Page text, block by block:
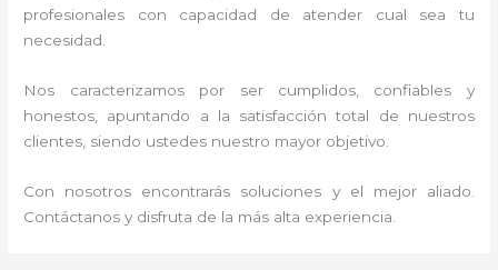
profesionales con capacidad de atender cual sea tu
necesidad.
Nos caracterizamos por ser cumplidos, confiables y
honestos, apuntando a la satisfacción total de nuestros
clientes, siendo ustedes nuestro mayor objetivo.
Con nosotros encontrarás soluciones y el mejor aliado.
Contáctanos y disfruta de la más alta experiencia.